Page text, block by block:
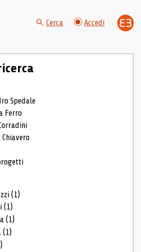
Cerca Accedi
Spedale
Ferro
(1)
(1)
(1)
(1)